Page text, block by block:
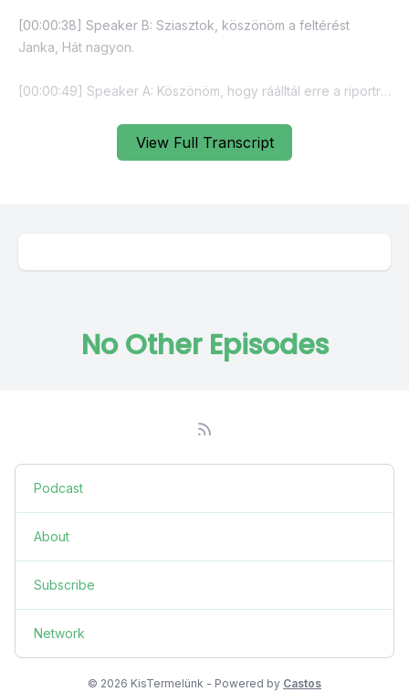
View Full Transcript
No Other Episodes
Podcast
About
Subscribe
Network
© 2026 KisTermelünk - Powered by Castos